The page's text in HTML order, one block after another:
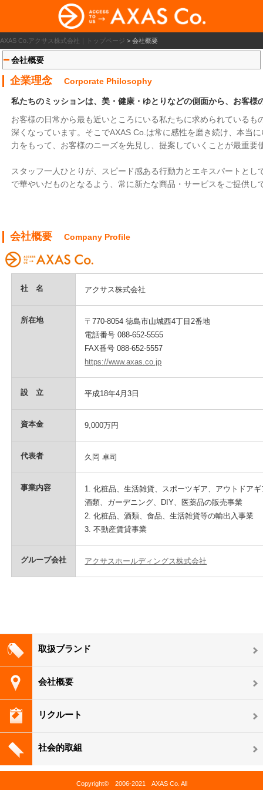
取扱ブランド
会社概要
リクルート
社会的取組
AXAS Co.アクサス株式会社｜トップページ > 会社概要
会社概要
企業理念 Corporate Philosophy
私たちのミッションは、美・健康・ゆとりなどの側面から、お客様
お客様の日常から最も近いところにいる私たちに求められている
深くなっています。そこでAXAS Co.は常に感性を磨き続け、本当
力をもって、お客様のニーズを先見し、提案していくことが最重要
スタッフ一人ひとりが、スピード感ある行動力とエキスパートと
で華やいだものとなるよう、常に新たな商品・サービスをご提供し
会社概要 Company Profile
社 名 アクサス株式会社
所在地
〒770-8054 徳島市山城西4丁目2番地
電話番号 088-652-5555
FAX番号 088-652-5557
https://www.axas.co.jp
設 立 平成18年4月3日
資本金 9,000万円
代表者 久岡 卓司
事業内容
1. 化粧品、生活雑貨、スポーツギア、アウトドア
酒類、ガーデニング、DIY、医薬品の販売事業
2. 化粧品、酒類、食品、生活雑貨等の輸出入事業
3. 不動産賃貸事業
グループ会社 アクサスホールディングス株式会社
Copyright© 2006-2021 AXAS Co. All